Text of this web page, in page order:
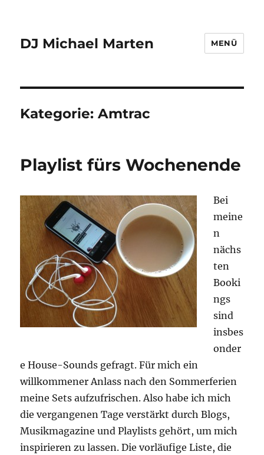
DJ Michael Marten MENÜ
Kategorie:Amtrac
Playlist fürs Wochenende
Bei
meine
n
nächs
ten
Booki
ngs
sind
insbes
onder
e House-Sounds gefragt. Für mich ein
willkommener Anlass nach den Sommerferien
meine Sets aufzufrischen. Also habe ich mich
die vergangenen Tage verstärkt durch Blogs,
Musikmagazine und Playlists gehört, um mich
inspirieren zu lassen. Die vorläufige Liste, die